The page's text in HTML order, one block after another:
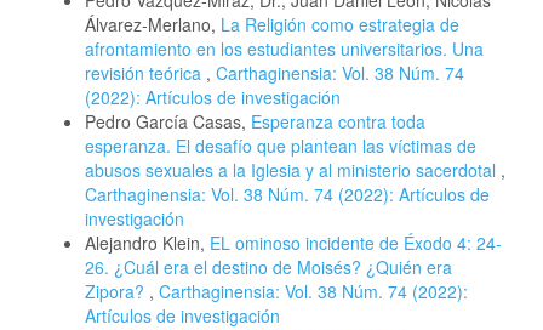
Álvarez-Merlano, La Religión como estrategia de
afrontamiento en los estudiantes universitarios. Una
revisión teórica , Carthaginensia: Vol. 38 Núm. 74
(2022): Artículos de investigación
Pedro García Casas, Esperanza contra toda
esperanza. El desafío que plantean las víctimas de
abusos sexuales a la Iglesia y al ministerio sacerdotal ,
Carthaginensia: Vol. 38 Núm. 74 (2022): Artículos de
investigación
Alejandro Klein, EL ominoso incidente de Éxodo 4: 24-
26. ¿Cuál era el destino de Moisés? ¿Quién era
Zipora? , Carthaginensia: Vol. 38 Núm. 74 (2022):
Artículos de investigación